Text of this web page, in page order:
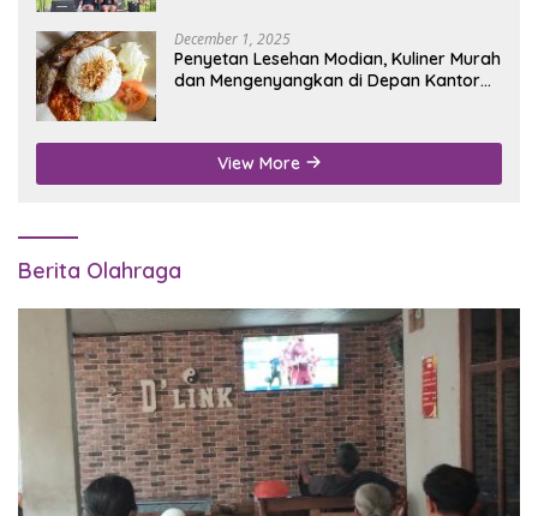
December 1, 2025
Penyetan Lesehan Modian, Kuliner Murah
dan Mengenyangkan di Depan Kantor
View More
Berita Olahraga